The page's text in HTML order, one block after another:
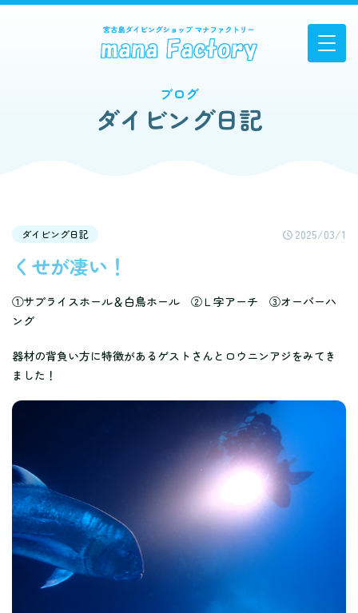
ブログ
ダイビング日記
ダイビング日記 2025/03/1
くせが凄い！
①サプライスホール＆白鳥ホール ②Ｌ字アーチ ③オーバーハ
ング
器材の背負い方に特徴があるゲストさんとロウニンアジをみてき
ました！